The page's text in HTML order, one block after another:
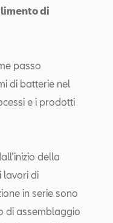
di
passo
di batterie nel
e i prodotti
della
lavori di
in serie sono
di assemblaggio